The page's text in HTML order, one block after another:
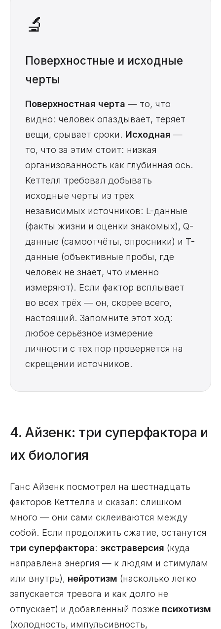
🔬
Поверхностные и исходные
черты
Поверхностная черта — то, что
видно: человек опаздывает, теряет
вещи, срывает сроки. Исходная —
то, что за этим стоит: низкая
организованность как глубинная ось.
Кеттелл требовал добывать
исходные черты из трёх
независимых источников: L-данные
(факты жизни и оценки знакомых), Q-
данные (самоотчёты, опросники) и T-
данные (объективные пробы, где
человек не знает, что именно
измеряют). Если фактор всплывает
во всех трёх — он, скорее всего,
настоящий. Запомните этот ход:
любое серьёзное измерение
личности с тех пор проверяется на
скрещении источников.
4. Айзенк: три суперфактора и
их биология
Ганс Айзенк посмотрел на шестнадцать
факторов Кеттелла и сказал: слишком
много — они сами склеиваются между
собой. Если продолжить сжатие, останутся
три суперфактора: экстраверсия (куда
направлена энергия — к людям и стимулам
или внутрь), нейротизм (насколько легко
запускается тревога и как долго не
отпускает) и добавленный позже психотизм
(холодность, импульсивность,